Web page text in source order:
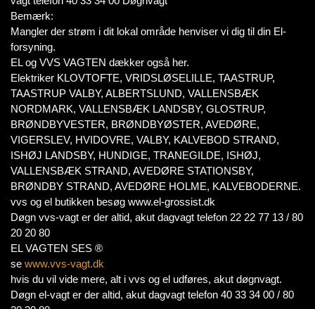
Bemærk:
Mangler der strøm i dit lokal område henviser vi dig til din El-
forsyning.
EL og VVS VAGTEN dækker også her.
Elektriker KLOVTOFTE, VRIDSLØSELILLE, TAASTRUP,
TAASTRUP VALBY, ALBERTSLUND, VALLENSBÆK
NORDMARK, VALLENSBÆK LANDSBY, GLOSTRUP,
BRØNDBYVESTER, BRØNDBYØSTER, AVEDØRE,
VIGERSLEV, HVIDOVRE, VALBY, KALVEBOD STRAND,
ISHØJ LANDSBY, HUNDIGE, TRANEGILDE, ISHØJ,
VALLENSBÆK STRAND, AVEDØRE STATIONSBY,
BRØNDBY STRAND, AVEDØRE HOLME, KALVEBODERNE.
vvs og el butikken besøg www.el-grossist.dk
Døgn vvs-vagt er der altid, akut dagvagt telefon 22 22 77 13 / 80
20 20 80
EL VAGTEN SES ®
se www.vvs-vagt.dk
hvis du vil vide mere, alt i vvs og el udføres, akut døgnvagt.
Døgn el-vagt er der altid, akut dagvagt telefon 40 33 34 00 / 80